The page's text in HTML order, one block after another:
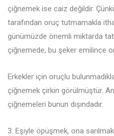
çiğnemek ise caiz değildir.
tarafından oruç tutmamakla
günümüzde önemli miktarda
çiğnemede, bu şeker emilince
Erkekler için oruçlu
çiğnemek çirkin görülmüştür.
çiğnemeleri bunun dışındadır.
3. Eşiyle öpüşmek, ona